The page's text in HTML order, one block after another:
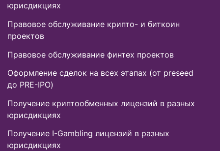
юрисдикциях
Правовое обслуживание крипто- и биткоин
проектов
Правовое обслуживание финтех проектов
Оформление сделок на всех этапах (от preseed
до PRE-IPO)
Получение криптообменных лицензий в разных
юрисдикциях
Получение I-Gambling лицензий в разных
юрисдикциях